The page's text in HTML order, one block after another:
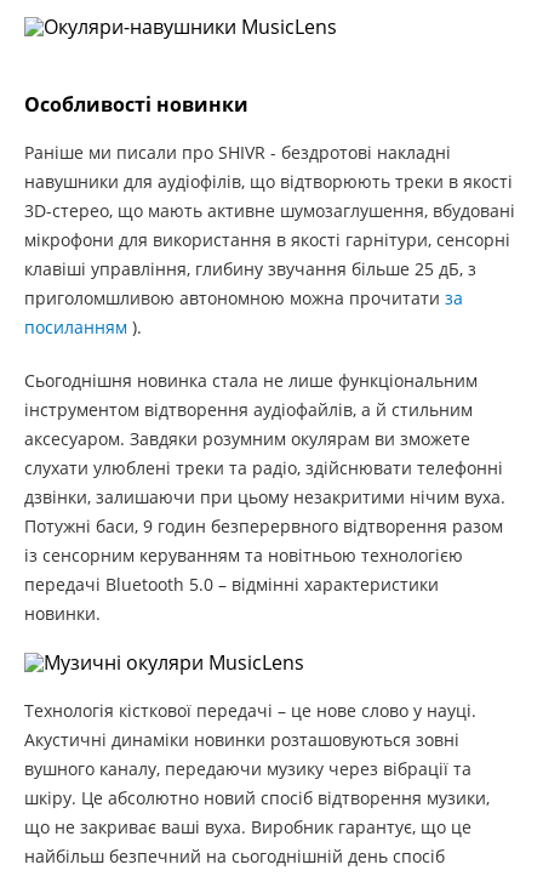
Особливості новинки
Раніше ми писали про SHIVR - бездротові накладні
навушники для аудіофілів, що відтворюють треки в якості
3D-стерео, що мають активне шумозаглушення, вбудовані
мікрофони для використання в якості гарнітури, сенсорні
клавіші управління, глибину звучання більше 25 дБ, з
приголомшливою автономною можна прочитати за
посиланням ).
Сьогоднішня новинка стала не лише функціональним
інструментом відтворення аудіофайлів, а й стильним
аксесуаром. Завдяки розумним окулярам ви зможете
слухати улюблені треки та радіо, здійснювати телефонні
дзвінки, залишаючи при цьому незакритими нічим вуха.
Потужні баси, 9 годин безперервного відтворення разом
із сенсорним керуванням та новітньою технологією
передачі Bluetooth 5.0 – відмінні характеристики
новинки.
Технологія кісткової передачі – це нове слово у науці.
Акустичні динаміки новинки розташовуються зовні
вушного каналу, передаючи музику через вібрації та
шкіру. Це абсолютно новий спосіб відтворення музики,
що не закриває ваші вуха. Виробник гарантує, що це
найбільш безпечний на сьогоднішній день спосіб